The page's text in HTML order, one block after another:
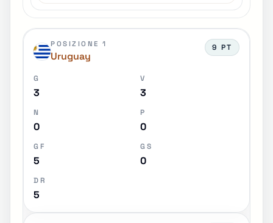
POSIZIONE 1
Uruguay
9 PT
G
3
V
3
N
0
P
0
GF
5
GS
0
DR
5